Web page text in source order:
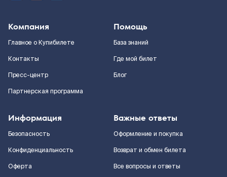
Компания
Главное о Купибилете
Контакты
Пресс-центр
Партнерская программа
Помощь
База знаний
Где мой билет
Блог
Информация
Безопасность
Конфиденциальность
Оферта
Важные ответы
Оформление и покупка
Возврат и обмен билета
Все вопросы и ответы